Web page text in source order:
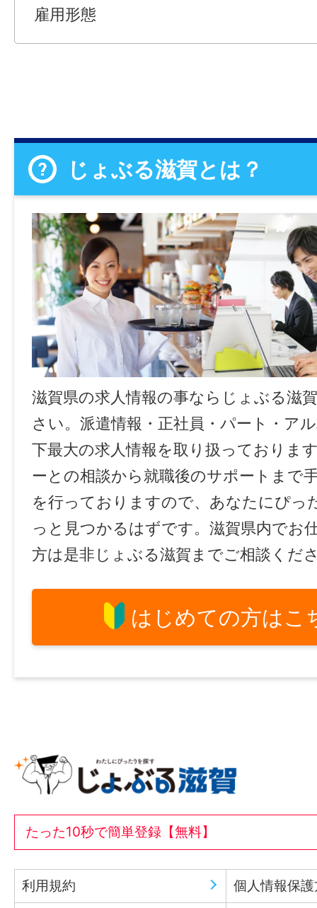
雇用形態
じょぶる滋賀とは？
滋賀県の求人情報の事ならじょぶる滋
さい。派遣情報・正社員・パート・ア
下最大の求人情報を取り扱っておりま
ーとの相談から就職後のサポートまで
を行っておりますので、あなたにぴっ
っと見つかるはずです。滋賀県内でお
方は是非じょぶる滋賀までご相談くだ
はじめての方はこ
たった10秒で簡単登録【無料】
利用規約 個人情報保